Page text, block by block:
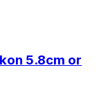
5.8cm or